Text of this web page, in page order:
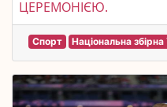
ЦЕРЕМОНІЄЮ.
Спорт Національна